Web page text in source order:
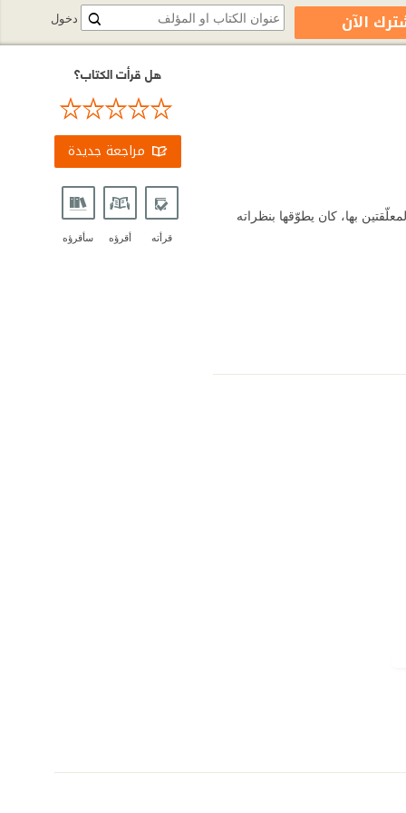
بها، كان يطوّقها بنظراته
هل قرأت الكتاب؟
مراجعة جديدة
قرأته أقرؤه سأقرؤه
دخول الآن